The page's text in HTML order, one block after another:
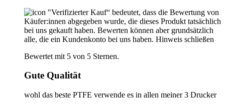
"Verifizierter Kauf“ bedeutet, dass die Bewertung von
Käufer:innen abgegeben wurde, die dieses Produkt tatsächlich
bei uns gekauft haben. Bewerten können aber grundsätzlich
alle, die ein Kundenkonto bei uns haben. Hinweis schließen
Bewertet mit 5 von 5 Sternen.
Gute Qualität
wohl das beste PTFE verwende es in allen meiner 3 Drucker